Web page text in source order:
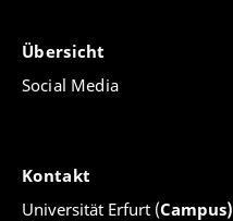
Übersicht
Social Media
Kontakt
Universität Erfurt (Campus)